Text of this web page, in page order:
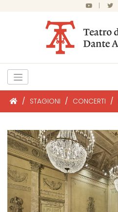
|
/ STAGIONI / CONCERTI /